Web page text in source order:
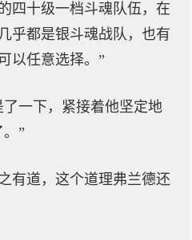
四十级一档斗魂队伍，在
乎都是银斗魂战队，也有
以任意选择。”
了一下，紧接着他坚定地
”
有道，这个道理弗兰德还